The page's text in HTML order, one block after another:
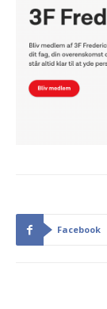
Facebook